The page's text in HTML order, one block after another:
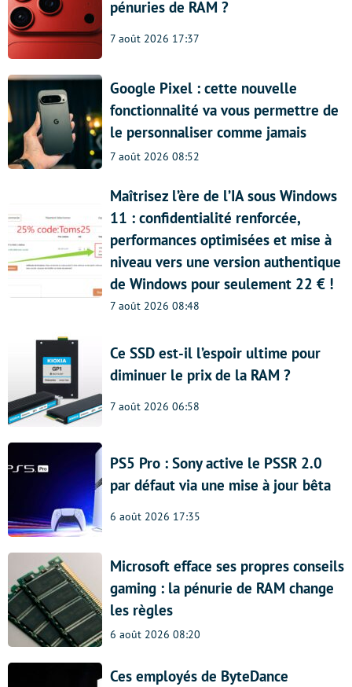
pénuries de RAM ?
7 août 2026 17:37
Google Pixel : cette nouvelle
fonctionnalité va vous permettre de
le personnaliser comme jamais
7 août 2026 08:52
Maîtrisez l’ère de l’IA sous Windows
11 : confidentialité renforcée,
performances optimisées et mise à
niveau vers une version authentique
de Windows pour seulement 22 € !
7 août 2026 08:48
Ce SSD est-il l’espoir ultime pour
diminuer le prix de la RAM ?
7 août 2026 06:58
PS5 Pro : Sony active le PSSR 2.0
par défaut via une mise à jour bêta
6 août 2026 17:35
Microsoft efface ses propres conseils
gaming : la pénurie de RAM change
les règles
6 août 2026 08:20
Ces employés de ByteDance